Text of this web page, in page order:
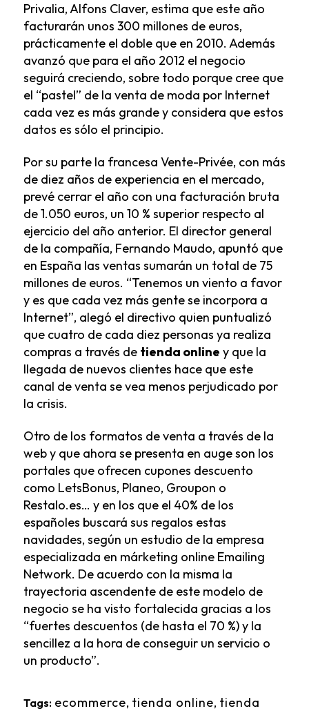
Privalia, Alfons Claver, estima que este año
facturarán unos 300 millones de euros,
prácticamente el doble que en 2010. Además
avanzó que para el año 2012 el negocio
seguirá creciendo, sobre todo porque cree que
el “pastel” de la venta de moda por Internet
cada vez es más grande y considera que estos
datos es sólo el principio.
Por su parte la francesa Vente-Privée, con más
de diez años de experiencia en el mercado,
prevé cerrar el año con una facturación bruta
de 1.050 euros, un 10 % superior respecto al
ejercicio del año anterior. El director general
de la compañía, Fernando Maudo, apuntó que
en España las ventas sumarán un total de 75
millones de euros. “Tenemos un viento a favor
y es que cada vez más gente se incorpora a
Internet”, alegó el directivo quien puntualizó
que cuatro de cada diez personas ya realiza
compras a través de tienda online y que la
llegada de nuevos clientes hace que este
canal de venta se vea menos perjudicado por
la crisis.
Otro de los formatos de venta a través de la
web y que ahora se presenta en auge son los
portales que ofrecen cupones descuento
como LetsBonus, Planeo, Groupon o
Restalo.es… y en los que el 40% de los
españoles buscará sus regalos estas
navidades, según un estudio de la empresa
especializada en márketing online Emailing
Network. De acuerdo con la misma la
trayectoria ascendente de este modelo de
negocio se ha visto fortalecida gracias a los
“fuertes descuentos (de hasta el 70 %) y la
sencillez a la hora de conseguir un servicio o
un producto”.
Tags: ecommerce, tienda online, tienda